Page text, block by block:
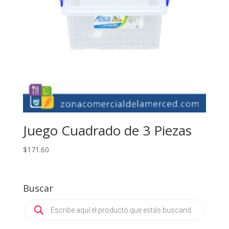
Juego Cuadrado de 3 Piezas
$171.60
Buscar
search